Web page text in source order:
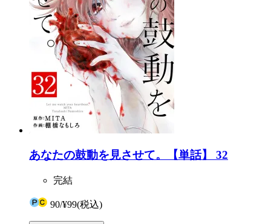
あなたの鼓動を見させて。【単話】 32
完結
90/¥99(税込)